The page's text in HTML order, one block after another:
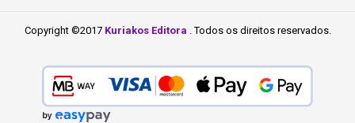
Copyright ©2017 Kuriakos Editora . Todos os direitos reservados.